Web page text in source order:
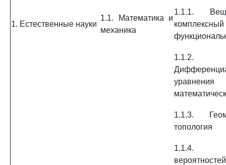
1. Естественные науки
1.1. Математика и
механика
1.1.1.
1.1.2.
1.1.3.
топология
1.1.4.